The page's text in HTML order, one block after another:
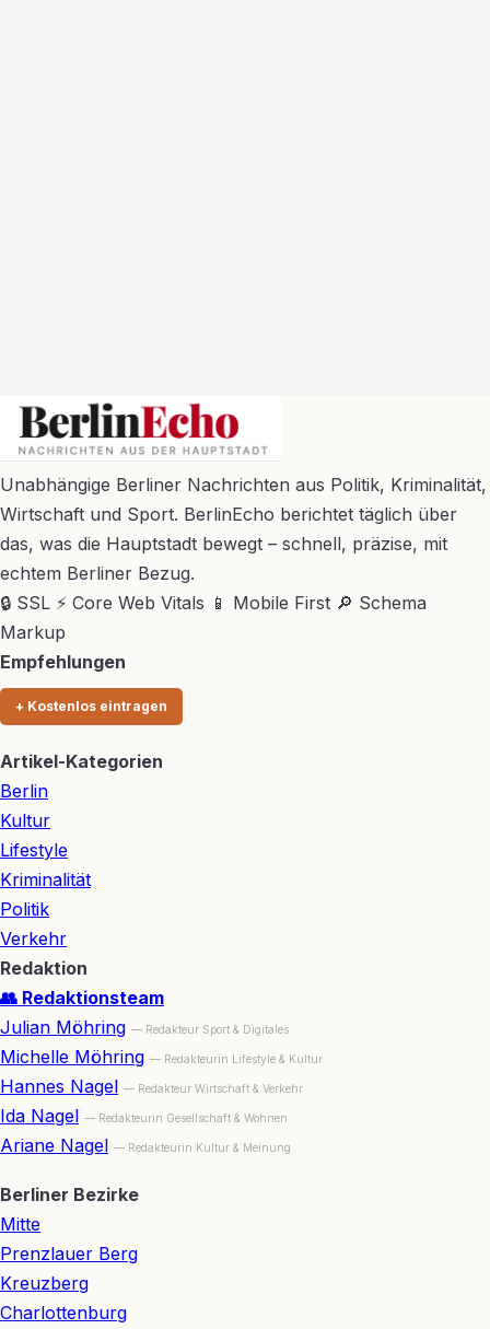
BerlinEcho – Zur Startseite
Unabhängige Berliner Nachrichten aus Politik, Kriminalität,
Wirtschaft und Sport. BerlinEcho berichtet täglich über
das, was die Hauptstadt bewegt – schnell, präzise, mit
echtem Berliner Bezug.
🔒 SSL ⚡ Core Web Vitals 📱 Mobile First 🔎 Schema
Markup
Empfehlungen
+ Kostenlos eintragen
Artikel-Kategorien
Berlin
Kultur
Lifestyle
Kriminalität
Politik
Verkehr
Redaktion
👥 Redaktionsteam
Julian Möhring — Redakteur Sport & Digitales
Michelle Möhring — Redakteurin Lifestyle & Kultur
Hannes Nagel — Redakteur Wirtschaft & Verkehr
Ida Nagel — Redakteurin Gesellschaft & Wohnen
Ariane Nagel — Redakteurin Kultur & Meinung
Berliner Bezirke
Mitte
Prenzlauer Berg
Kreuzberg
Charlottenburg